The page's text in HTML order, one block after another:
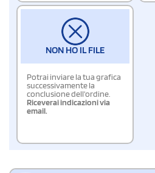
NON HO IL FILE
Potrai inviare la tua grafica
successivamente la
conclusione dell'ordine.
Riceverai indicazioni via
email.